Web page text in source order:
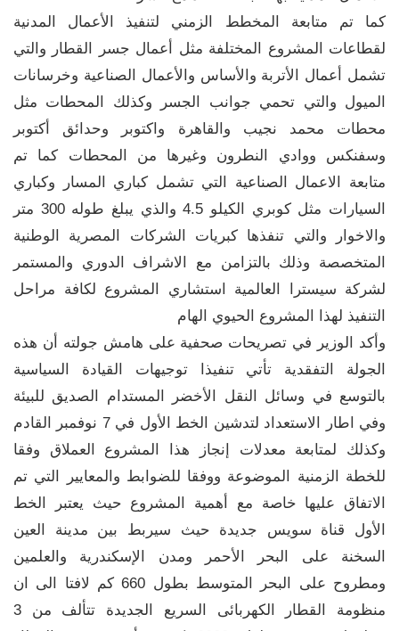
كما تم متابعة المخطط الزمني لتنفيذ الأعمال المدنية
لقطاعات المشروع المختلفة مثل أعمال جسر القطار والتي
تشمل أعمال الأتربة والأساس والأعمال الصناعية وخرسانات
الميول والتي تحمي جوانب الجسر وكذلك المحطات مثل
محطات محمد نجيب والقاهرة واكتوبر وحدائق أكتوبر
وسفنكس ووادي النطرون وغيرها من المحطات كما تم
متابعة الاعمال الصناعية التي تشمل كباري المسار وكباري
السيارات مثل كوبري الكيلو 4.5 والذي يبلغ طوله 300 متر
والاخوار والتي تنفذها كبريات الشركات المصرية الوطنية
المتخصصة وذلك بالتزامن مع الاشراف الدوري والمستمر
لشركة سيسترا العالمية استشاري المشروع لكافة مراحل
التنفيذ لهذا المشروع الحيوي الهام
وأكد الوزير في تصريحات صحفية على هامش جولته أن هذه
الجولة التفقدية تأتي تنفيذا توجيهات القيادة السياسية
بالتوسع في وسائل النقل الأخضر المستدام الصديق للبيئة
وفي اطار الاستعداد لتدشين الخط الأول في 7 نوفمبر القادم
وكذلك لمتابعة معدلات إنجاز هذا المشروع العملاق وفقا
للخطة الزمنية الموضوعة ووفقا للضوابط والمعايير التي تم
الاتفاق عليها خاصة مع أهمية المشروع حيث يعتبر الخط
الأول قناة سويس جديدة حيث سيربط بين مدينة العين
السخنة على البحر الأحمر ومدن الإسكندرية والعلمين
ومطروح على البحر المتوسط بطول 660 كم لافتا الى ان
منظومة القطار الكهربائى السريع الجديدة تتألف من 3